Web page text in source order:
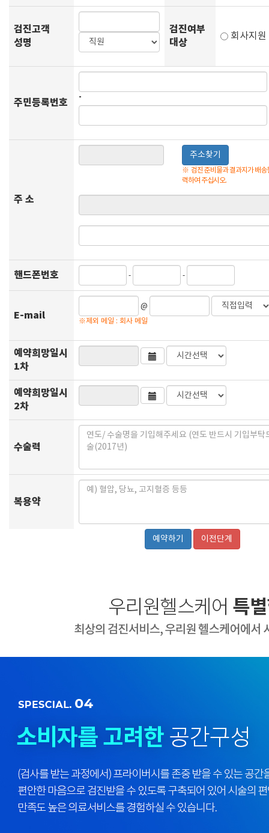
검진고객
성명
검진여부
대상
회사지
주민등록번호 -
주 소
주소찾기
※ 검진 준비물과 결과지가 배
력하여 주십시오.
핸드폰번호 - -
E-mail
@
※제외 메일 : 회사 메일
예약희망일시
1차
예약희망일시
2차
수술력
복용약
이전단계